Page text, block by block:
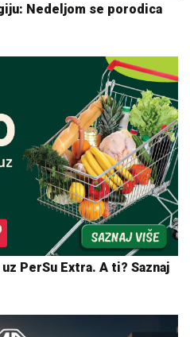
Nedeljom se porodica
PerSu Extra. A ti? Saznaj